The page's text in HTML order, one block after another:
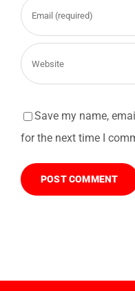
Save my name,
for the next time I